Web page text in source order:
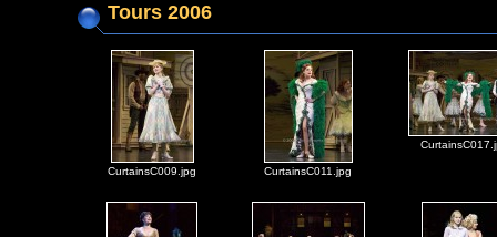
Tours 2006
CurtainsC009.jpg CurtainsC011.jpg